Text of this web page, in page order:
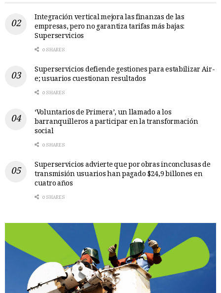
Integración vertical mejora las finanzas de las
empresas, pero no garantiza tarifas más bajas:
Superservicios
0 SHARES
Superservicios defiende gestiones para estabilizar Air-
e; usuarios cuestionan resultados
0 SHARES
‘Voluntarios de Primera’, un llamado a los
barranquilleros a participar en la transformación
social
0 SHARES
Superservicios advierte que por obras inconclusas de
transmisión usuarios han pagado $24,9 billones en
cuatro años
0 SHARES